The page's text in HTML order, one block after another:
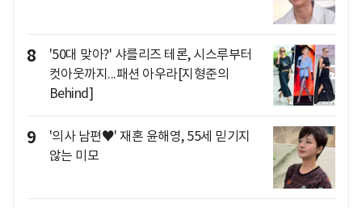
8
'50대 맞아?' 샤를리즈 테론, 시스루부터
컷아웃까지...패션 아우라[지형준의
Behind]
9
'의사 남편♥' 재혼 윤해영, 55세 믿기지
않는 미모